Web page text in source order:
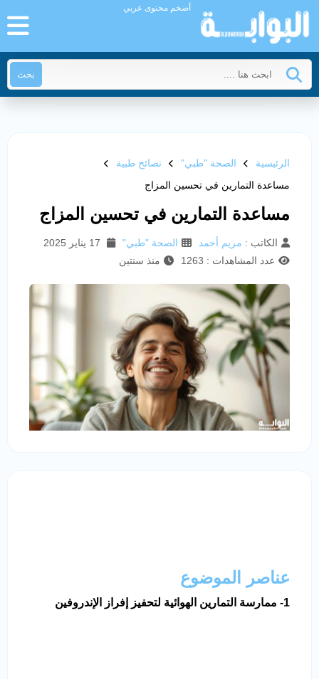
أضخم محتوى عربي
بحث
الرئيسية الصحة "طبي"
نصائح طبية
مساعدة التمارين في تحسين المزاج
مساعدة التمارين في تحسين المزاج
الكاتب : مريم أحمد الصحة "طبي"
عدد المشاهدات : 1263
منذ سنتين
عناصر الموضوع
1- ممارسة التمارين الهوائية لتحفيز إفراز الإندروفين